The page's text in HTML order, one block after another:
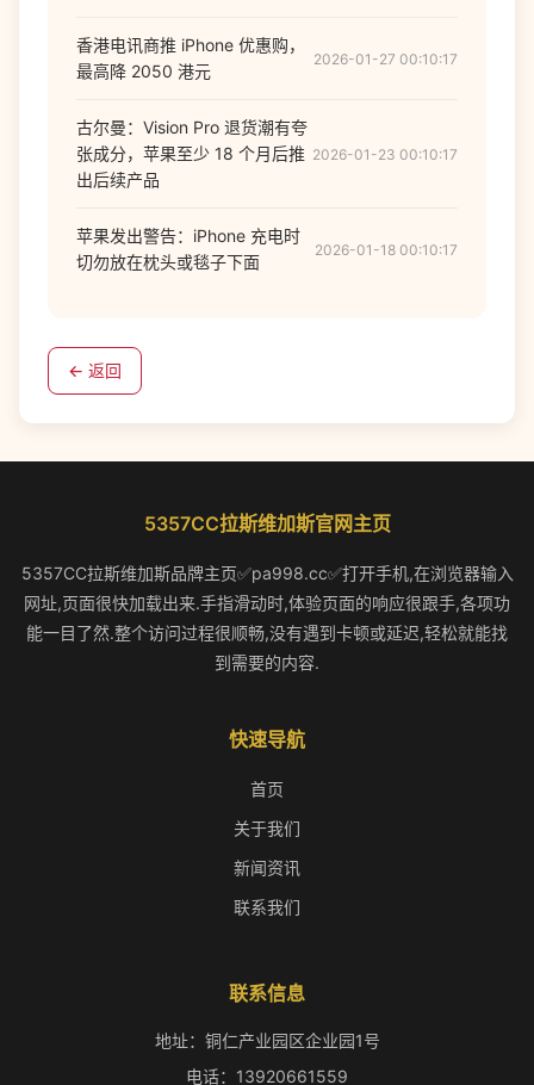
香港电讯商推 iPhone 优惠购，
最高降 2050 港元
2026-01-27 00:10:17
古尔曼：Vision Pro 退货潮有夸
张成分，苹果至少 18 个月后推
出后续产品
2026-01-23 00:10:17
苹果发出警告：iPhone 充电时
切勿放在枕头或毯子下面
2026-01-18 00:10:17
← 返回
5357CC拉斯维加斯官网主页
5357CC拉斯维加斯品牌主页✅pa998.cc✅打开手机,在浏览器输入
网址,页面很快加载出来.手指滑动时,体验页面的响应很跟手,各项功
能一目了然.整个访问过程很顺畅,没有遇到卡顿或延迟,轻松就能找
到需要的内容.
快速导航
首页
关于我们
新闻资讯
联系我们
联系信息
地址：铜仁产业园区企业园1号
电话：13920661559